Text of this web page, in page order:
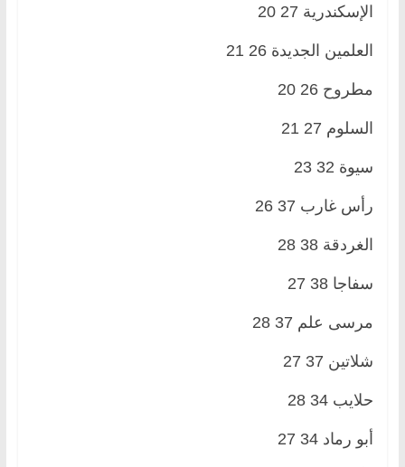
الإسكندرية 27 20
العلمين الجديدة 26 21
مطروح 26 20
السلوم 27 21
سيوة 32 23
رأس غارب 37 26
الغردقة 38 28
سفاجا 38 27
مرسى علم 37 28
شلاتين 37 27
حلايب 34 28
أبو رماد 34 27